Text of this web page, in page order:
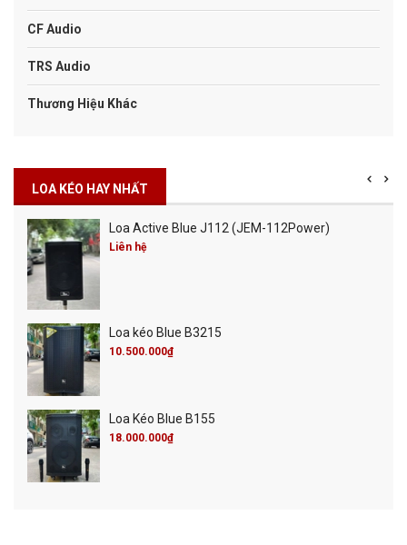
CF Audio
TRS Audio
Thương Hiệu Khác
LOA KÉO HAY NHẤT
Loa Active Blue J112 (JEM-112Power)
Liên hệ
Loa kéo Blue B3215
10.500.000₫
Loa Kéo Blue B155
18.000.000₫